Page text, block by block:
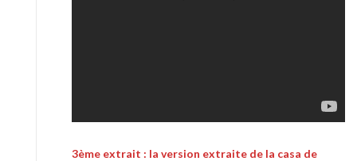
3ème extrait : la version extraite de la casa de